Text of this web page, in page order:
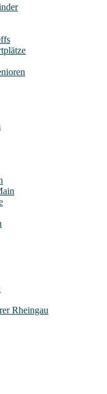
Rheingau